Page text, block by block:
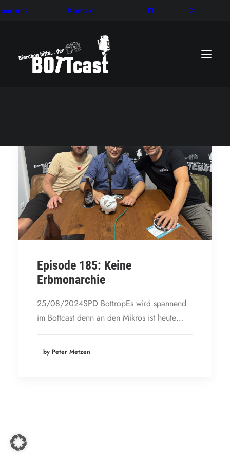
uns Kontakt
Episode 185: Keine
Erbmonarchie
25/08/2024SPD BottropEs wird spannend
im Bottcast denn an den Mikros ist heute…
by Peter Metzen